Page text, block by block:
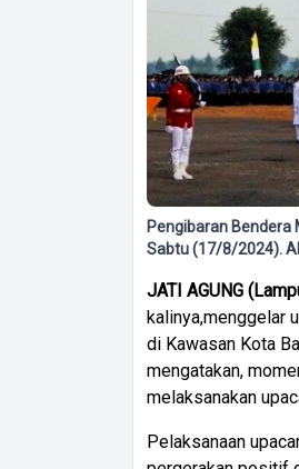
Pengibaran Bendera
Sabtu (17/8/2024).
JATI AGUNG
kalinya,menggelar
di Kawasan Kota
mengatakan,
melaksanakan
Pelaksanaan